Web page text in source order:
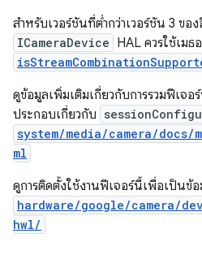
สำหรับเวอร์ชันที่ต่ำกว่าเวอร์ชัน 3 ขอ
ICameraDevice HAL ควรใช้เมธ
ดูข้อมูลเพิ่มเติมเกี่ยวกับการรวมฟีเจอ
ประกอบเกี่ยวกับ
system/media/camera/
ml
ดูการติดตั้งใช้งานฟีเจอร์นี้เพื่อเป็นข้
hardware/google/camera/
hwl/